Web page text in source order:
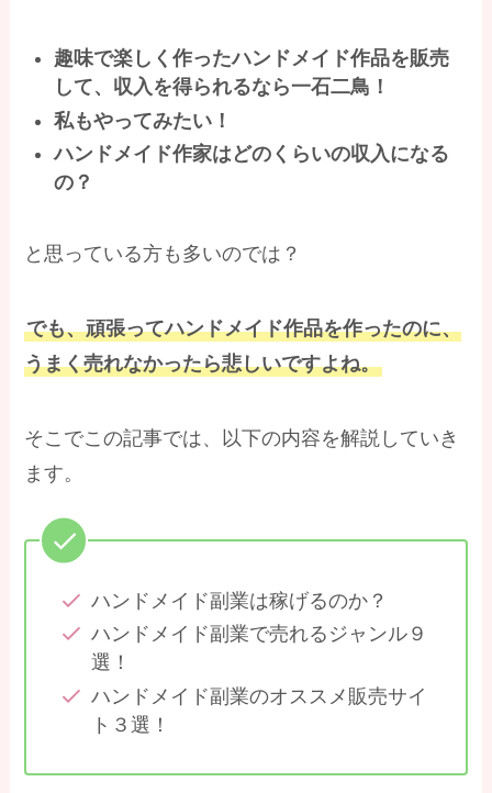
趣味で楽しく作ったハンドメイド作品を販売
して、収入を得られるなら一石二鳥！
私もやってみたい！
ハンドメイド作家はどのくらいの収入になる
の？
と思っている方も多いのでは？
でも、頑張ってハンドメイド作品を作ったのに、
うまく売れなかったら悲しいですよね。
そこでこの記事では、以下の内容を解説していき
ます。
ハンドメイド副業は稼げるのか？
ハンドメイド副業で売れるジャンル９
選！
ハンドメイド副業のオススメ販売サイ
ト３選！